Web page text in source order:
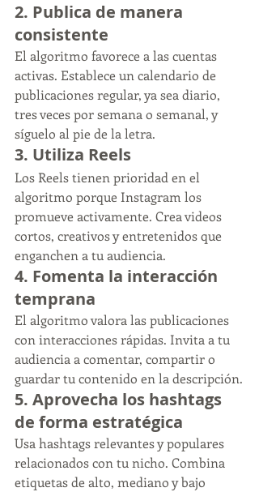
2. Publica de manera
consistente
El algoritmo favorece a las cuentas
activas. Establece un calendario de
publicaciones regular, ya sea diario,
tres veces por semana o semanal, y
síguelo al pie de la letra.
3. Utiliza Reels
Los Reels tienen prioridad en el
algoritmo porque Instagram los
promueve activamente. Crea videos
cortos, creativos y entretenidos que
enganchen a tu audiencia.
4. Fomenta la interacción
temprana
El algoritmo valora las publicaciones
con interacciones rápidas. Invita a tu
audiencia a comentar, compartir o
guardar tu contenido en la descripción.
5. Aprovecha los hashtags
de forma estratégica
Usa hashtags relevantes y populares
relacionados con tu nicho. Combina
etiquetas de alto, mediano y bajo